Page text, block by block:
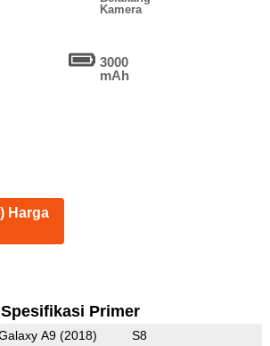
Harga
Kamera
3000
mAh
Spesifikasi Primer
A9 (2018) S8